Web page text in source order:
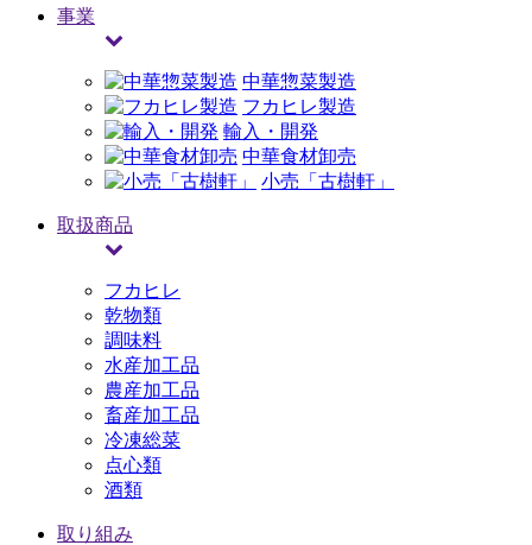
事業
中華惣菜製造
フカヒレ製造
輸入・開発
中華食材卸売
小売「古樹軒」
取扱商品
フカヒレ
乾物類
調味料
水産加工品
農産加工品
畜産加工品
冷凍総菜
点心類
酒類
取り組み